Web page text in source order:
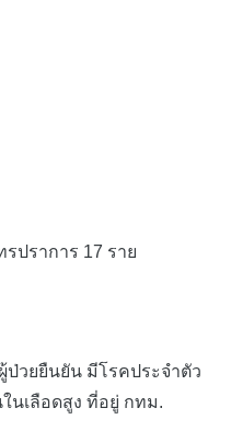
ราการ 17 ราย
ป่วยยืนยัน มีโรคประจำตัว
นเลือดสูง ที่อยู่ กทม.